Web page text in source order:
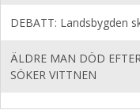
DEBATT: Landsbygden
ÄLDRE MAN DÖD
SÖKER VITTNEN